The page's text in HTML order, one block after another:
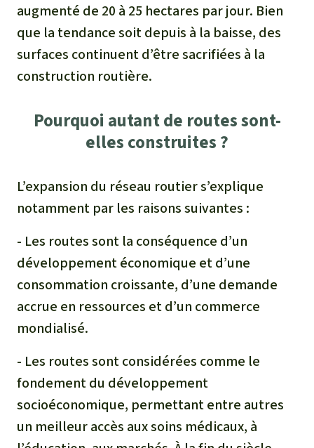
augmenté de 20 à 25 hectares par jour. Bien
que la tendance soit depuis à la baisse, des
surfaces continuent d’être sacrifiées à la
construction routière.
Pourquoi autant de routes sont-
elles construites ?
L’expansion du réseau routier s’explique
notamment par les raisons suivantes :
- Les routes sont la conséquence d’un
développement économique et d’une
consommation croissante, d’une demande
accrue en ressources et d’un commerce
mondialisé.
- Les routes sont considérées comme le
fondement du développement
socioéconomique, permettant entre autres
un meilleur accès aux soins médicaux, à